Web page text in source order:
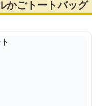
かごトートバッグ